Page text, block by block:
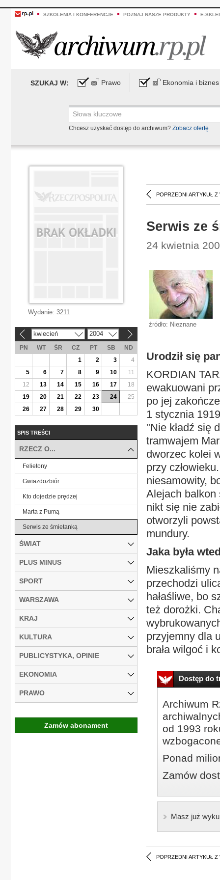
SZKOLENIA I KONFERENCJE POZNAJ NASZE PRODUKTY E-
SZUKAJ W: Prawo Ekonomia i biznes
Chcesz uzyskać dostęp do archiwum? Zobacz ofertę
POPRZEDNI ARTYKUŁ Z
Serwis ze
24 kwietnia
źródło: Nieznane
Urodził się
KORDIAN
ewakuowani
po jej
1 stycznia
"Nie kładź się
tramwajem
dworzec kolei
przy
niesamowity,
Alejach balkon
nikt się nie
otworzyli
mundury.
Jaka była
Mieszkaliśmy
przechodzi
hałaśliwe, bo
też dorożki.
przyjemny dla
brała wilgoć i
Dostęp do
Archiwum
od 1993
Ponad
Zamów
Masz już
POPRZEDNI ARTYKUŁ Z
Wydanie: 3211
kwiecień 2004
PN WT ŚR CZ PT SB
ND
1
2 3
4
5
6 7 8 9 10
11
12
13 14 15 16 17
18
19
20 21 22 23 24
25
26
27 28 29 30
SPIS TREŚCI
RZECZ O...
Felietony
Gwiazdozbiór
Kto dojedzie prędzej
Marta z Pumą
Serwis ze śmietanką
ŚWIAT
PLUS MINUS
SPORT
WARSZAWA
KRAJ
KULTURA
PUBLICYSTYKA, OPINIE
EKONOMIA
PRAWO
Zamów abonament